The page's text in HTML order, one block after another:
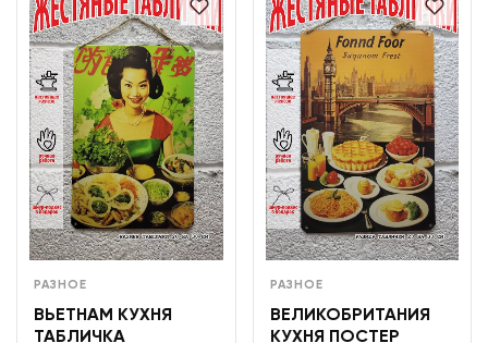
РАЗНОЕ
ВЬЕТНАМ КУХНЯ
ТАБЛИЧКА
РАЗНОЕ
ВЕЛИКОБРИТАНИЯ
КУХНЯ ПОСТЕР